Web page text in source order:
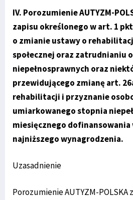
IV. Porozumienie AUTYZM-
zapisu określonego w art. 1
o zmianie ustawy o
społecznej oraz zatrudnianiu
niepełnosprawnych oraz
przewidującego zmianę art.
rehabilitacji i przyznanie
umiarkowanego stopnia
miesięcznego dofinansowania
najniższego wynagrodzenia.
Uzasadnienie
Porozumienie AUTYZM-